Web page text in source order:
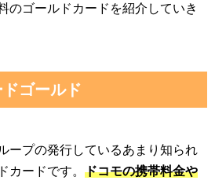
のゴールドカードを紹介していき
ゴールド
ープの発行しているあまり知られ
カードです。 ドコモの携帯料金や